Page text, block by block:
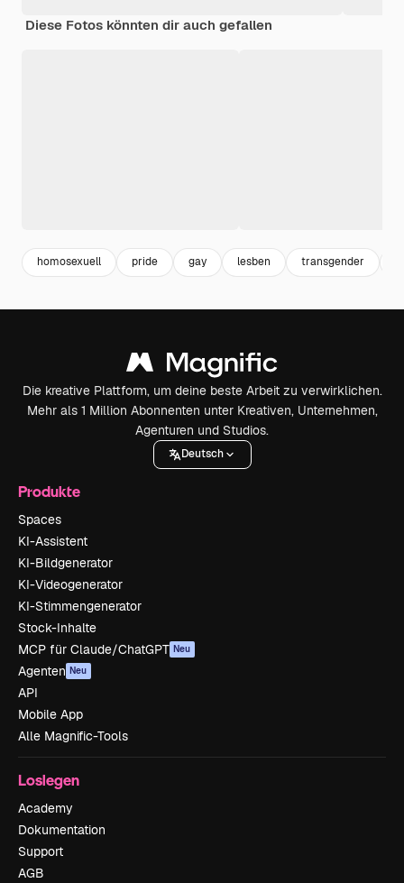
Diese Fotos könnten dir auch gefallen
homosexuell pride gay lesben transgender
Die kreative Plattform, um deine beste Arbeit zu verwirklichen.
Mehr als 1 Million Abonnenten unter Kreativen, Unternehmen,
Agenturen und Studios.
Deutsch
Produkte
Spaces
KI-Assistent
KI-Bildgenerator
KI-Videogenerator
KI-Stimmengenerator
Stock-Inhalte
MCP für Claude/ChatGPT Neu
Agenten Neu
API
Mobile App
Alle Magnific-Tools
Loslegen
Academy
Dokumentation
Support
AGB